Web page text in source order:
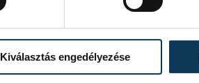
Kiválasztás engedélyezése